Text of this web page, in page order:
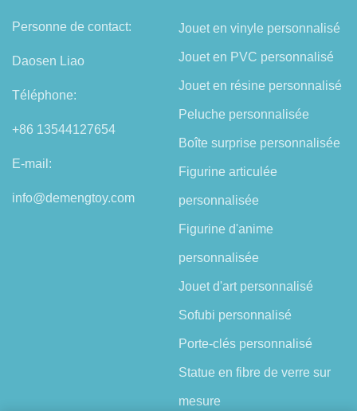
Personne de contact:
Daosen Liao
Téléphone:
+86 13544127654
E-mail:
info@demengtoy.com
Jouet en vinyle personnalisé
Jouet en PVC personnalisé
Jouet en résine personnalisé
Peluche personnalisée
Boîte surprise personnalisée
Figurine articulée
personnalisée
Figurine d'anime
personnalisée
Jouet d'art personnalisé
Sofubi personnalisé
Porte-clés personnalisé
Statue en fibre de verre sur
mesure